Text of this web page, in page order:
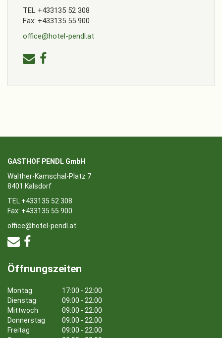
TEL +433135 52 308
Fax: +433135 55 900
office@hotel-pendl.at
GASTHOF PENDL GmbH
Walther-Kamschal-Platz 7
8401 Kalsdorf
TEL +433135 52 308
Fax: +433135 55 900
office@hotel-pendl.at
Öffnungszeiten
Montag
17:00 - 22:00
Dienstag
09:00 - 22:00
Mittwoch
09:00 - 22:00
Donnerstag
09:00 - 22:00
Freitag
09:00 - 22:00